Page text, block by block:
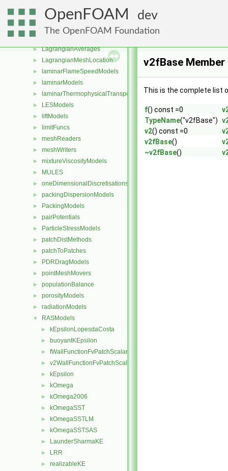
OpenFOAM dev
The OpenFOAM Foundation
► kineticTheoryModels
► Lagrangian
►
► LagrangianAverages
► LagrangianMeshLocation
► laminarFlameSpeedModels
► laminarModels
► laminarThermophysicalTransportModels
► LESModels
► liftModels
► limitFuncs
► meshReaders
► meshWriters
► mixtureViscosityModels
► MULES
► oneDimensionalDiscretisations
► packingDispersionModels
► PackingModels
► pairPotentials
► ParticleStressModels
► patchDistMethods
► patchToPatches
► PDRDragModels
► pointMeshMovers
► populationBalance
► porosityModels
► radiationModels
▼ RASModels
► kEpsilonLopesdaCosta
► buoyantKEpsilon
► fWallFunctionFvPatchScalarField
► v2WallFunctionFvPatchScalarField
► kEpsilon
► kOmega
► kOmega2006
► kOmegaSST
► kOmegaSSTLM
► kOmegaSSTSAS
► LaunderSharmaKE
► LRR
► realizableKE
v2fBase Member
This is the complete list
f() const =0
TypeName("v2fBase")
v2() const =0
v2fBase()
~v2fBase()